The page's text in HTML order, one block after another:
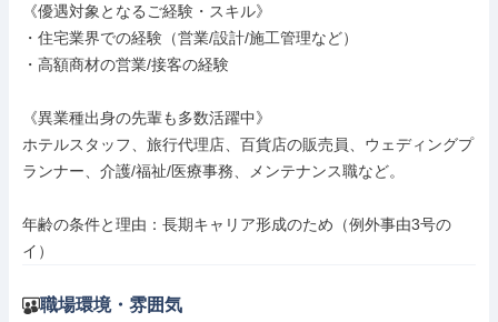
《優遇対象となるご経験・スキル》
・住宅業界での経験（営業/設計/施工管理など）
・高額商材の営業/接客の経験
《異業種出身の先輩も多数活躍中》
ホテルスタッフ、旅行代理店、百貨店の販売員、ウェディングプ
ランナー、介護/福祉/医療事務、メンテナンス職など。
年齢の条件と理由：長期キャリア形成のため（例外事由3号の
イ）
職場環境・雰囲気